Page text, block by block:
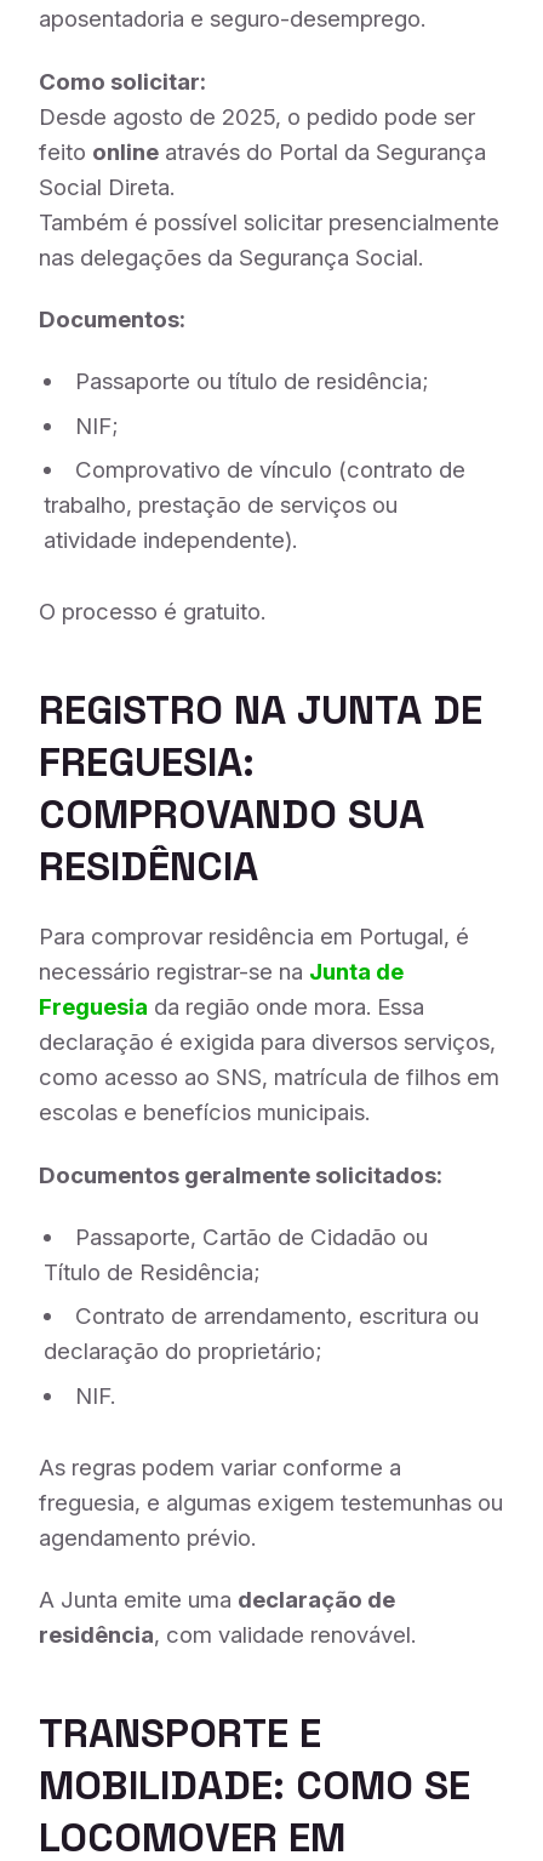
aposentadoria e seguro-desemprego.
Como solicitar:
Desde agosto de 2025, o pedido pode ser
feito online através do Portal da Segurança
Social Direta.
Também é possível solicitar presencialmente
nas delegações da Segurança Social.
Documentos:
Passaporte ou título de residência;
NIF;
Comprovativo de vínculo (contrato de
trabalho, prestação de serviços ou
atividade independente).
O processo é gratuito.
REGISTRO NA JUNTA DE
FREGUESIA:
COMPROVANDO SUA
RESIDÊNCIA
Para comprovar residência em Portugal, é
necessário registrar-se na Junta de
Freguesia da região onde mora. Essa
declaração é exigida para diversos serviços,
como acesso ao SNS, matrícula de filhos em
escolas e benefícios municipais.
Documentos geralmente solicitados:
Passaporte, Cartão de Cidadão ou
Título de Residência;
Contrato de arrendamento, escritura ou
declaração do proprietário;
NIF.
As regras podem variar conforme a
freguesia, e algumas exigem testemunhas ou
agendamento prévio.
A Junta emite uma declaração de
residência, com validade renovável.
TRANSPORTE E
MOBILIDADE: COMO SE
LOCOMOVER EM